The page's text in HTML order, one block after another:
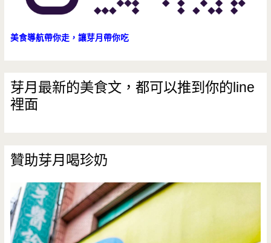
美食導航帶你走，讓芽月帶你吃
芽月最新的美食文，都可以推到你的line
裡面
贊助芽月喝珍奶